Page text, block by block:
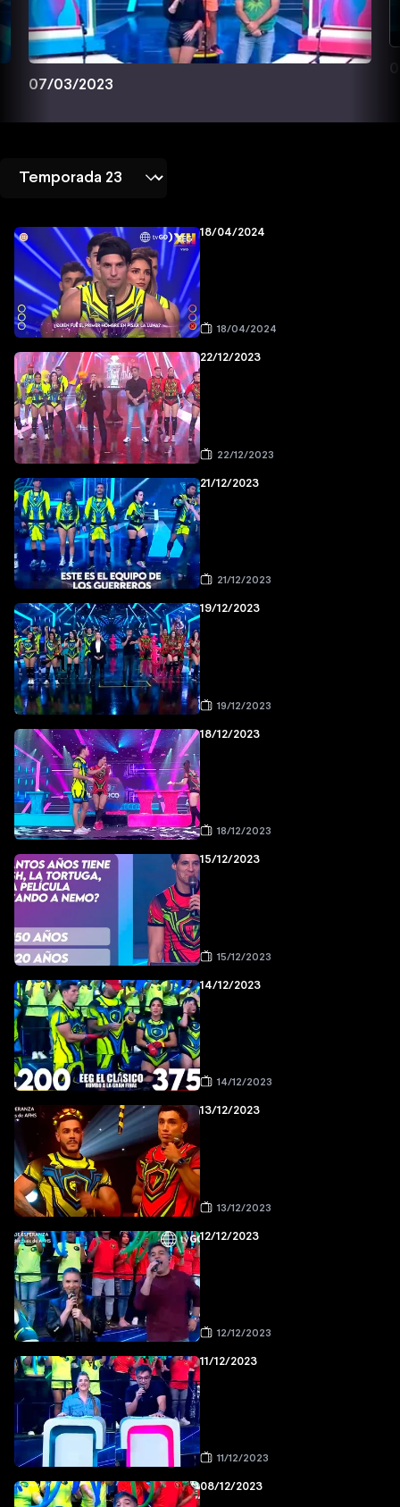
07/03/2023
18/04/2024
18/04/2024
22/12/2023
22/12/2023
21/12/2023
21/12/2023
19/12/2023
19/12/2023
18/12/2023
18/12/2023
15/12/2023
15/12/2023
14/12/2023
14/12/2023
13/12/2023
13/12/2023
12/12/2023
12/12/2023
11/12/2023
11/12/2023
08/12/2023